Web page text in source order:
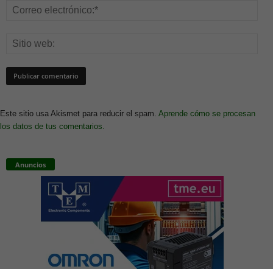
Este sitio usa Akismet para reducir el spam. Aprende cómo se procesan
los datos de tus comentarios.
Anuncios